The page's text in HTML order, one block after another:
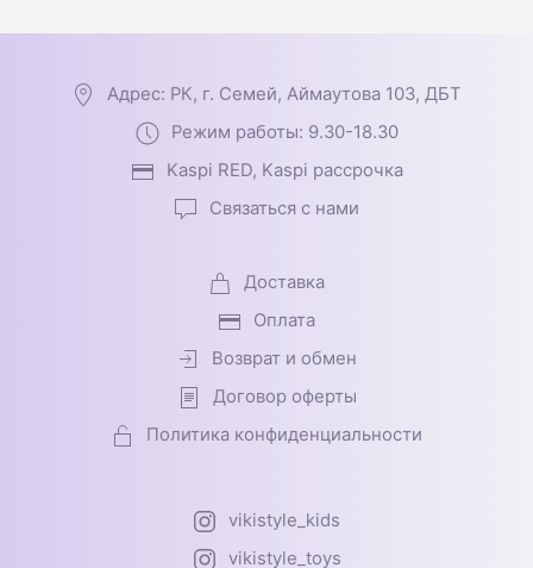
Адрес: РК, г. Семей, Аймаутова 103, ДБТ
Режим работы: 9.30-18.30
Kaspi RED, Kaspi рассрочка
Связаться с нами
Доставка
Оплата
Возврат и обмен
Договор оферты
Политика конфиденциальности
vikistyle_kids
vikistyle_toys